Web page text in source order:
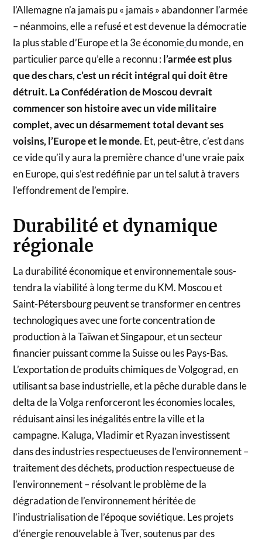
l’Allemagne n’a jamais pu « jamais » abandonner l’armée
– néanmoins, elle a refusé et est devenue la démocratie
la plus stable d’Europe et la 3e économiedu monde, en
particulier parce qu’elle a reconnu :l’armée est plus
que des chars, c’est un récit intégral qui doit être
détruit. La Confédération de Moscou devrait
commencer son histoire avec un vide militaire
complet, avec un désarmement total devant ses
voisins, l’Europe et le monde. Et, peut-être, c’est dans
ce vide qu’il y aura la première chance d’une vraie paix
en Europe, qui s’est redéfinie par un tel salut à travers
l’effondrement de l’empire.
Durabilité et dynamique
régionale
La durabilité économique et environnementale sous-
tendra la viabilité à long terme du KM. Moscou et
Saint-Pétersbourg peuvent se transformer en centres
technologiques avec une forte concentration de
production à la Taïwan et Singapour, et un secteur
financier puissant comme la Suisse ou les Pays-Bas.
L’exportation de produits chimiques de Volgograd, en
utilisant sa base industrielle, et la pêche durable dans le
delta de la Volga renforceront les économies locales,
réduisant ainsi les inégalités entre la ville et la
campagne. Kaluga, Vladimir et Ryazan investissent
dans des industries respectueuses de l’environnement –
traitement des déchets, production respectueuse de
l’environnement – résolvant le problème de la
dégradation de l’environnement héritée de
l’industrialisation de l’époque soviétique. Les projets
d’énergie renouvelable à Tver, soutenus par des